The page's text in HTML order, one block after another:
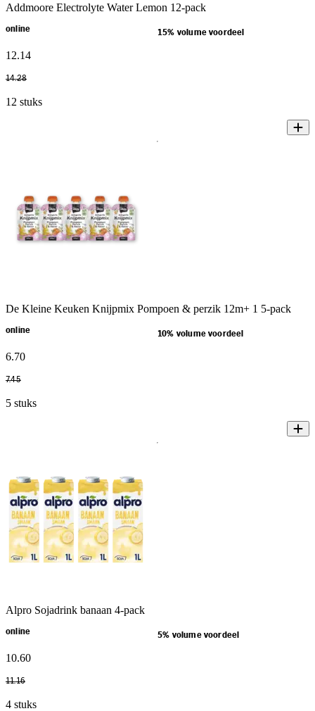
Addmoore Electrolyte Water Lemon 12-pack
online 15% volume voordeel
12.14
14.28
12 stuks
De Kleine Keuken Knijpmix Pompoen & perzik 12m+ 1 5-pack
online 10% volume voordeel
6.70
7.45
5 stuks
Alpro Sojadrink banaan 4-pack
online 5% volume voordeel
10.60
11.16
4 stuks